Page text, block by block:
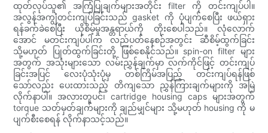
ထုတ်လုပ်သူ၏ အကြံပြုချက်များအတိုင်း filter ကို တင်းကျပ်ပါ။
အလွန်အကျွံတင်းကျပ်ခြင်းသည် gasket ကို ပုံပျက်စေပြီး ဖယ်ရှား
ရန်ခက်ခဲစေပြီး ယိုစိမ့်မှုအန္တရာယ်ကို တိုးစေပါသည်။ လုံလောက်
အောင် မတင်းကျပ်ပါက လည်ပတ်နေစဉ်အတွင်း ဆီစိမ့်ထွက်ခြင်း
သို့မဟုတ် ပြုတ်ထွက်ခြင်းတို့ ဖြစ်စေနိုင်သည်။ spin-on filter များ
အတွက် အသုံးများသော လမ်းညွှန်ချက်မှာ လက်ကိုင်ဖြင့် တင်းကျပ်
ခြင်းအပြင် လေးပုံသုံးပုံမှ တစ်ကြိမ်အပြည့် တင်းကျပ်ရန်ဖြစ်
သော်လည်း ပေးထားသည့် တိကျသော ညွှန်ကြားချက်များကို အမြဲ
လိုက်နာပါ။ အလားတူပင်၊ cartridge housing caps များအတွက်
torque သတ်မှတ်ချက်များကို ချည်မျှင်များ သို့မဟုတ် housing ကို မ
ပျက်စီးစေရန် လိုက်နာသင့်သည်။